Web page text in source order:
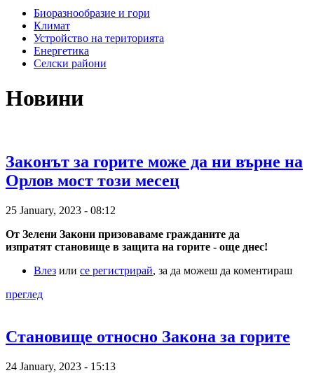
Биоразнообразие и гори
Климат
Устройство на територията
Енергетика
Селски райони
Новини
Законът за горите може да ни върне на
Орлов мост този месец
25 January, 2023 - 08:12
От Зелени Закони призоваваме гражданите да
изпратят становище в защита на горите - още днес!
Влез или се регистрирай, за да можеш да коментираш
преглед
Становище относно Закона за горите
24 January, 2023 - 15:13